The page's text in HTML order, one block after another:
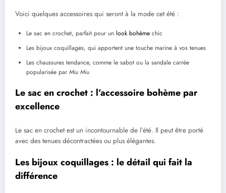
Voici quelques accessoires qui seront à la mode cet été :
Le sac en crochet, parfait pour un look bohème chic
Les bijoux coquillages, qui apportent une touche marine à vos tenues
Les chaussures tendance, comme le sabot ou la sandale carrée
popularisée par Miu Miu
Le sac en crochet : l’accessoire bohème par
excellence
Le sac en crochet est un incontournable de l’été. Il peut être porté
avec des tenues décontractées ou plus élégantes.
Les bijoux coquillages : le détail qui fait la
différence